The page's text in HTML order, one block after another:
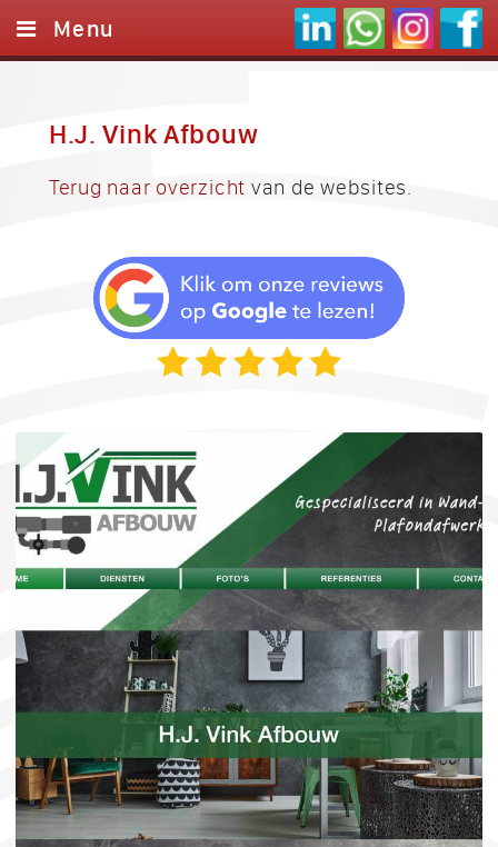
Menu
Websites
Logo's
Onze werkwijze
Contact
H.J. Vink Afbouw
Terug naar overzicht van de websites.